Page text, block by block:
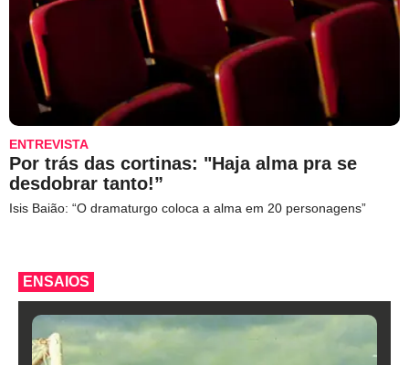
ENTREVISTA
Por trás das cortinas: "Haja alma pra se
desdobrar tanto!”
Isis Baião: “O dramaturgo coloca a alma em 20 personagens”
ENSAIOS